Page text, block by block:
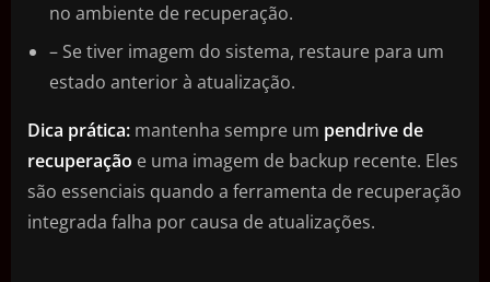
no ambiente de recuperação.
– Se tiver imagem do sistema, restaure para um
estado anterior à atualização.
Dica prática: mantenha sempre um pendrive de
recuperação e uma imagem de backup recente. Eles
são essenciais quando a ferramenta de recuperação
integrada falha por causa de atualizações.